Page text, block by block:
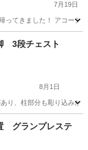
7月19日
ってきました！ アコー
ピアニカ
3段チェスト
8月1日
り、柱部分も彫り込み
グランプレステ